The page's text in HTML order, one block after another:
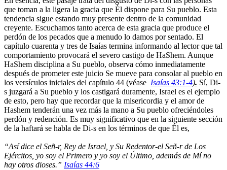
que toman a la ligera la gracia que Él dispone para Su pueblo. Esta
tendencia sigue estando muy presente dentro de la comunidad
creyente. Escuchamos tanto acerca de esta gracia que produce el
perdón de los pecados que a menudo lo damos por sentado. El
capítulo cuarenta y tres de Isaías termina informando al lector que tal
comportamiento provocará el severo castigo de HaShem. Aunque
HaShem disciplina a Su pueblo, observa cómo inmediatamente
después de prometer este juicio Se mueve para consolar al pueblo en
los versículos iniciales del capítulo 44 (véase Isaías 43:1-4). Sí, Di-
s juzgará a Su pueblo y los castigará duramente, Israel es el ejemplo
de esto, pero hay que recordar que la misericordia y el amor de
Hashem tenderán una vez más la mano a Su pueblo ofreciéndoles
perdón y redención. Es muy significativo que en la siguiente sección
de la haftará se habla de Di-s en los términos de que Él es,
“Así dice el Señ-r, Rey de Israel, y Su Redentor-el Señ-r de Los
Ejércitos, yo soy el Primero y yo soy el Último, además de Mí no
hay otros dioses.” Isaías 44:6